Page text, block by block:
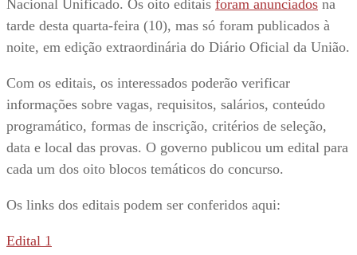
Nacional Unificado. Os oito editais foram anunciados na
tarde desta quarta-feira (10), mas só foram publicados à
noite, em edição extraordinária do Diário Oficial da União.
Com os editais, os interessados poderão verificar
informações sobre vagas, requisitos, salários, conteúdo
programático, formas de inscrição, critérios de seleção,
data e local das provas. O governo publicou um edital para
cada um dos oito blocos temáticos do concurso.
Os links dos editais podem ser conferidos aqui:
Edital 1